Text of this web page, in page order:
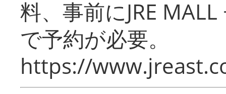
料、事前にJRE
で予約が必要。
https://